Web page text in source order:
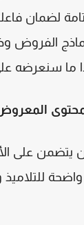
تامة لضمان
نماذج
ما سنعرضه على
يتضمن على
واضحة